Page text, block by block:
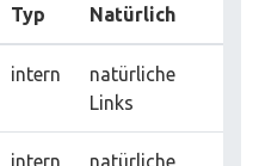
Typ Natürlich
intern
natürliche
Links
intern
natürliche